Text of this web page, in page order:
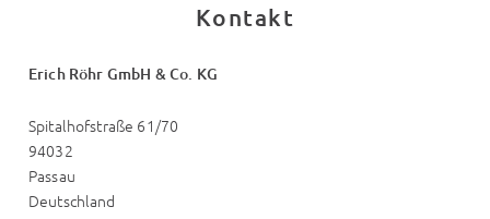
Kontakt
Erich Röhr GmbH & Co. KG
Spitalhofstraße 61/70
94032
Passau
Deutschland